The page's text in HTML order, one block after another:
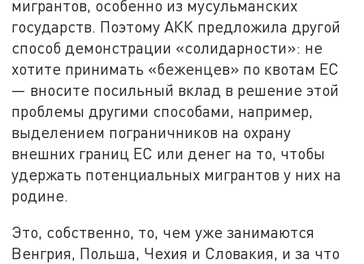
мигрантов, особенно из мусульманских
государств. Поэтому АКК предложила другой
способ демонстрации «солидарности»: не
хотите принимать «беженцев» по квотам ЕС
— вносите посильный вклад в решение этой
проблемы другими способами, например,
выделением пограничников на охрану
внешних границ ЕС или денег на то, чтобы
удержать потенциальных мигрантов у них на
родине.
Это, собственно, то, чем уже занимаются
Венгрия, Польша, Чехия и Словакия, и за что